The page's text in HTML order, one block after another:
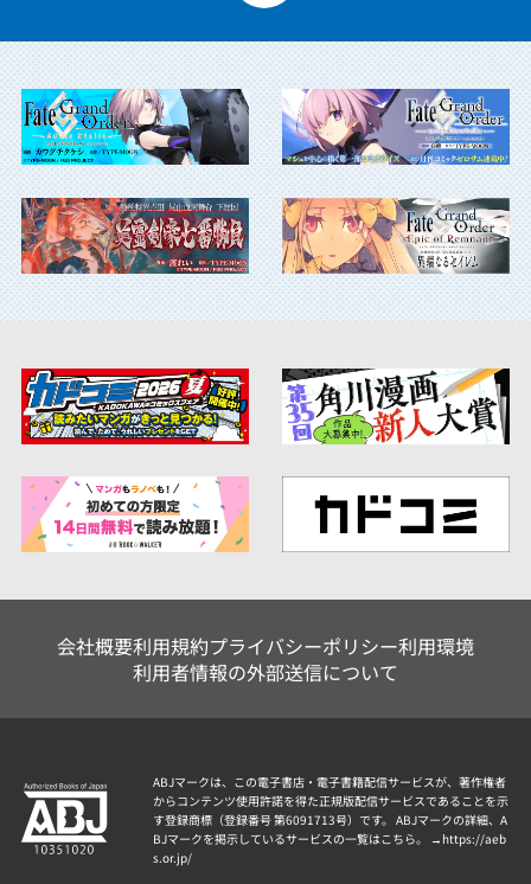
会社概要利用規約プライバシーポリシー利用環境
利用者情報の外部送信について
ABJマークは、この電子書店・電子書籍配信サービスが、著作権者
からコンテンツ使用許諾を得た正規版配信サービスであることを示
す登録商標（登録番号 第6091713号）です。 ABJマークの詳細、A
BJマークを掲示しているサービスの一覧はこちら。 → https://aeb
s.or.jp/